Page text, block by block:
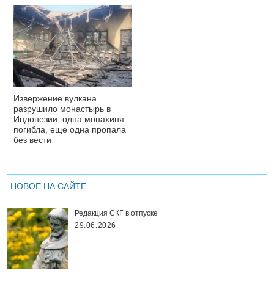
Извержение вулкана
разрушило монастырь в
Индонезии, одна монахиня
погибла, еще одна пропала
без вести
НОВОЕ НА САЙТЕ
Редакция СКГ в отпуске
29.06.2026